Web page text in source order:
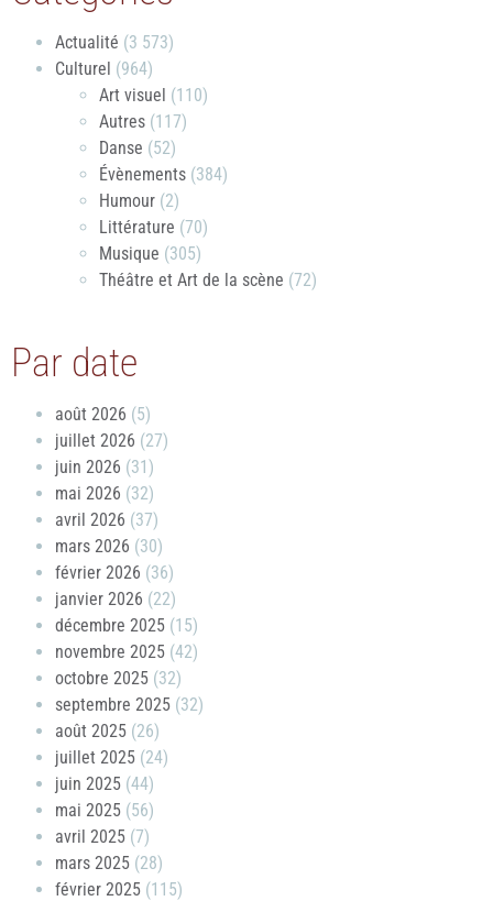
Actualité (3 573)
Culturel (964)
Art visuel (110)
Autres (117)
Danse (52)
Évènements (384)
Humour (2)
Littérature (70)
Musique (305)
Théâtre et Art de la scène (72)
Par date
août 2026 (5)
juillet 2026 (27)
juin 2026 (31)
mai 2026 (32)
avril 2026 (37)
mars 2026 (30)
février 2026 (36)
janvier 2026 (22)
décembre 2025 (15)
novembre 2025 (42)
octobre 2025 (32)
septembre 2025 (32)
août 2025 (26)
juillet 2025 (24)
juin 2025 (44)
mai 2025 (56)
avril 2025 (7)
mars 2025 (28)
février 2025 (115)